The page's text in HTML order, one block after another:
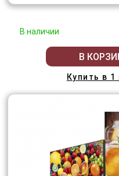
В наличии
В
Купить в 1